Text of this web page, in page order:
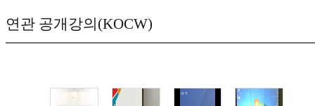
연관 공개강의(KOCW)